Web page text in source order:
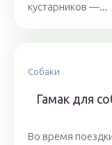
кустарников —...
Собаки
Гамак для
Во время